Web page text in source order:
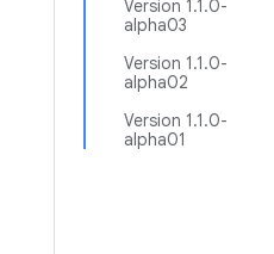
Version 1.1.0-
alpha03
Version 1.1.0-
alpha02
Version 1.1.0-
alpha01